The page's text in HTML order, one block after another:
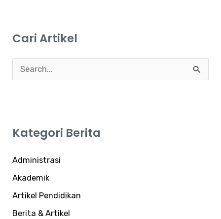
Cari Artikel
u
t
u
k
:
Kategori Berita
Administrasi
Akademik
Artikel Pendidikan
Berita & Artikel